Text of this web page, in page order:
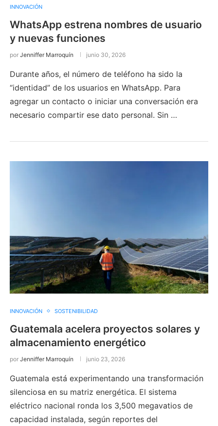
INNOVACIÓN
WhatsApp estrena nombres de usuario
y nuevas funciones
por Jenniffer Marroquín junio 30, 2026
Durante años, el número de teléfono ha sido la
“identidad” de los usuarios en WhatsApp. Para
agregar un contacto o iniciar una conversación era
necesario compartir ese dato personal. Sin …
INNOVACIÓN SOSTENIBILIDAD
Guatemala acelera proyectos solares y
almacenamiento energético
por Jenniffer Marroquín junio 23, 2026
Guatemala está experimentando una transformación
silenciosa en su matriz energética. El sistema
eléctrico nacional ronda los 3,500 megavatios de
capacidad instalada, según reportes del